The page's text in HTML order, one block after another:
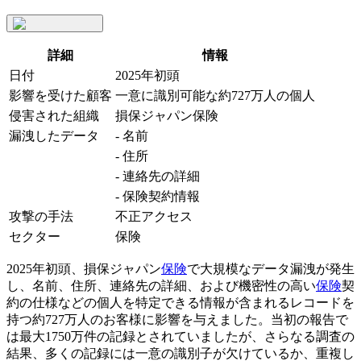
詳細
情報
日付
2025年初頭
影響を受けた顧客 一意に識別可能な約727万人の個人
侵害された組織
損保ジャパン保険
漏洩したデータ
- 名前
- 住所
- 連絡先の詳細
- 保険契約情報
攻撃の手法
不正アクセス
セクター
保険
2025年初頭、損保ジャパン保険で大規模なデータ漏洩が発生
し、名前、住所、連絡先の詳細、および機密性の高い保険契
約の仕様などの個人を特定できる情報が含まれるレコードを
持つ約727万人のお客様に影響を与えました。当初の報告で
は最大1750万件の記録とされていましたが、さらなる調査の
結果、多くの記録には一意の識別子が欠けているか、重複し